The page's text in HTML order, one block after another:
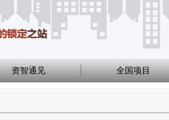
资智通见 全国项目